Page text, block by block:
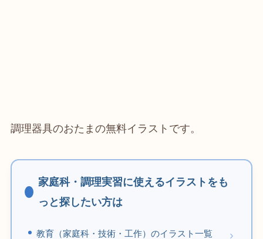
調理器具のおたまの無料イラストです。
家庭科・調理実習に使えるイラストをも
っと探したい方は
教育（家庭科・技術・工作）のイラスト一覧